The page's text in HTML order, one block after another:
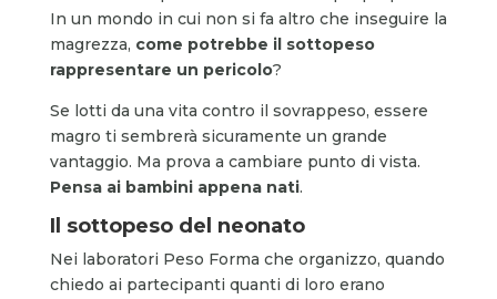
In un mondo in cui non si fa altro che inseguire la
magrezza, come potrebbe il sottopeso
rappresentare un pericolo?
Se lotti da una vita contro il sovrappeso, essere
magro ti sembrerà sicuramente un grande
vantaggio. Ma prova a cambiare punto di vista.
Pensa ai bambini appena nati.
Il sottopeso del neonato
Nei laboratori Peso Forma che organizzo, quando
chiedo ai partecipanti quanti di loro erano